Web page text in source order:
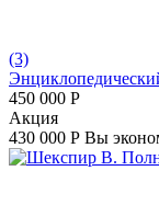
(3)
450 000 Р
Aкция
430 000 Р Вы